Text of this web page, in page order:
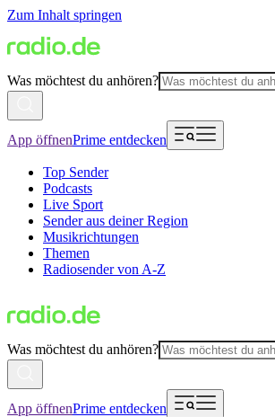
Zum Inhalt springen
Was möchtest du anhören?
App öffnenPrime entdecken
Top Sender
Podcasts
Live Sport
Sender aus deiner Region
Musikrichtungen
Themen
Radiosender von A-Z
Was möchtest du anhören?
App öffnenPrime entdecken